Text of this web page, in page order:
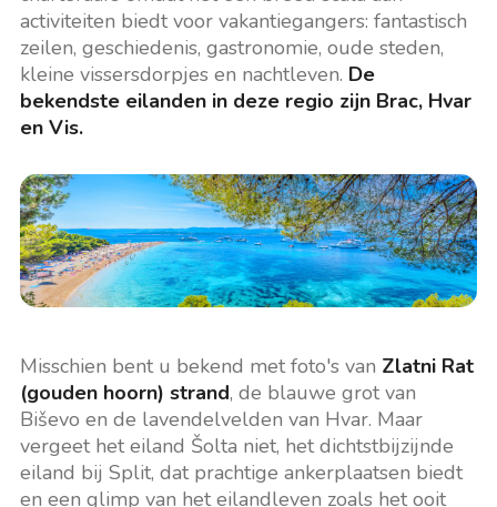
activiteiten biedt voor vakantiegangers: fantastisch
zeilen, geschiedenis, gastronomie, oude steden,
kleine vissersdorpjes en nachtleven. De
bekendste eilanden in deze regio zijn Brac, Hvar
en Vis.
Misschien bent u bekend met foto's van Zlatni Rat
(gouden hoorn) strand, de blauwe grot van
Biševo en de lavendelvelden van Hvar. Maar
vergeet het eiland Šolta niet, het dichtstbijzijnde
eiland bij Split, dat prachtige ankerplaatsen biedt
en een glimp van het eilandleven zoals het ooit